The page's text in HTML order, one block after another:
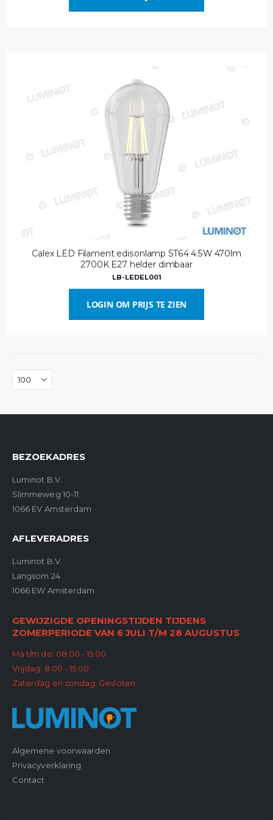
Calex LED Filament edisonlamp ST64 4.5W 470lm
2700K E27 helder dimbaar
LB-LEDEL001
LOGIN OM PRIJS TE ZIEN
BEZOEKADRES
Luminot B.V.
Slimmeweg 10-11
1066 EV Amsterdam
AFLEVERADRES
Luminot B.V.
Langsom 24
1066 EW Amsterdam
GEWIJZIGDE OPENINGSTIJDEN TIJDENS
ZOMERPERIODE VAN 6 JULI T/M 28 AUGUSTUS
Ma t/m do: 08.00 - 15.00
Vrijdag: 8.00 - 15.00
Zaterdag en zondag: Gesloten
Algemene voorwaarden
Privacyverklaring
Contact